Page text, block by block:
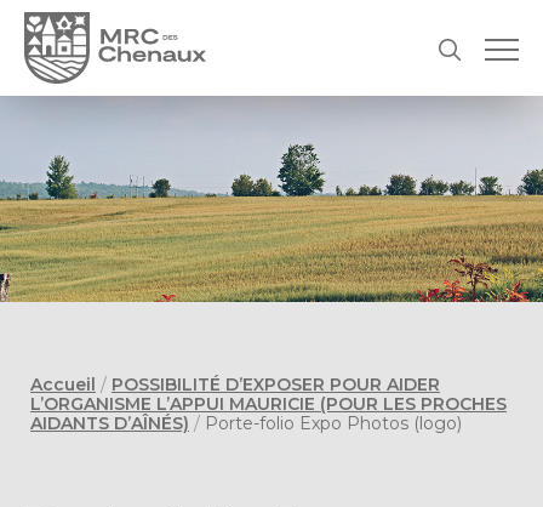
Accueil / POSSIBILITÉ D’EXPOSER POUR AIDER
L’ORGANISME L’APPUI MAURICIE (POUR LES PROCHES
AIDANTS D’AÎNÉS) / Porte-folio Expo Photos (logo)